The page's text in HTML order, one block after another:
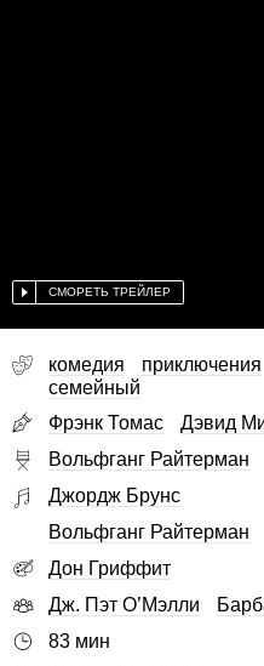
СМОРЕТЬ ТРЕЙЛЕР
комедия приключения
семейный
Фрэнк Томас
Дэвид
Вольфганг Райтерман
Джордж Брунс
Вольфганг Райтерман
Дон Гриффит
Дж. Пэт О’Мэлли
83 мин